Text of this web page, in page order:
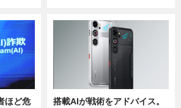
ほど危
搭載AIが戦術をアドバイス。